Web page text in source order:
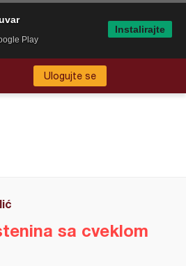
Ulogujte se
sa cveklom
Play
Instalirajte